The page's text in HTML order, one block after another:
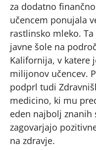
za dodatno
učencem ponujala
rastlinsko mleko.
javne šole na
Kalifornija, v katere
milijonov učencev.
podprl tudi
medicino, ki mu
eden najbolj znanih
zagovarjajo
na zdravje.